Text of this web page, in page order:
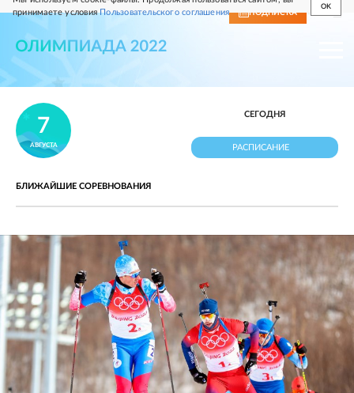
принимаете условияПользовательского соглашения
OK
СВЕЖИЙ НОМЕР ПОДПИСКА
7
АВГУСТА
СЕГОДНЯ
РАСПИСАНИЕ
БЛИЖАЙШИЕ СОРЕВНОВАНИЯ